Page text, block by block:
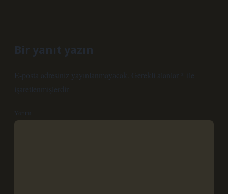
Bir yanıt yazın
E-posta adresiniz yayınlanmayacak. Gerekli alanlar
ile
işaretlenmişlerdir
Yorum